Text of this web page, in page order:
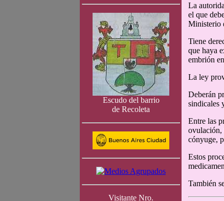
Escudo del barrio
de Recoleta
Visitante Nro.
La
el que
Ministerio
Tiene
que haya
embrión
La ley
Deberán
sindicales
Entre las
ovulación,
cónyuge,
Estos
También